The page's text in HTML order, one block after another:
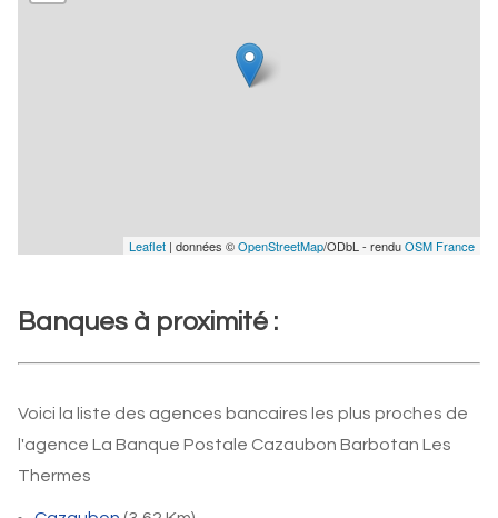
Leaflet | données ©OpenStreetMap/ODbL - renduOSM France
Banques à proximité :
Voici la liste des agences bancaires les plus proches de
l'agence La Banque Postale Cazaubon Barbotan Les
Thermes